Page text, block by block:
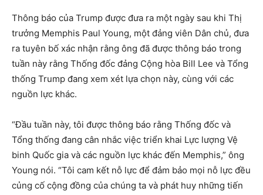
Thông báo của Trump được đưa ra một ngày sau khi Thị
trưởng Memphis Paul Young, một đảng viên Dân chủ, đưa
ra tuyên bố xác nhận rằng ông đã được thông báo trong
tuần này rằng Thống đốc đảng Cộng hòa Bill Lee và Tổng
thống Trump đang xem xét lựa chọn này, cùng với các
nguồn lực khác.
“Đầu tuần này, tôi được thông báo rằng Thống đốc và
Tổng thống đang cân nhắc việc triển khai Lực lượng Vệ
binh Quốc gia và các nguồn lực khác đến Memphis,” ông
Young nói. “Tôi cam kết nỗ lực để đảm bảo mọi nỗ lực đều
củng cố cộng đồng của chúng ta và phát huy những tiến